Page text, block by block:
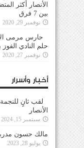
الأنصار أكثر
بين 7 فرق
نوفمبر 29, 2020
حارس مرمى
حلم النادي
نوفمبر 27, 2020
أخبار وأسرار
لقب ثانٍ
الأنصار
سبتمبر 15, 2024
مالك حسون
يوليو 28, 2023